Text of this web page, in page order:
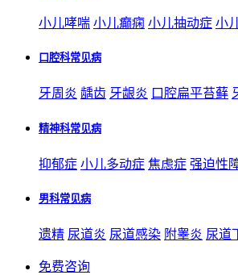
小儿哮喘 小儿癫痫 小儿抽动症 小
口腔科常见病
牙周炎 龋齿 牙龈炎 口腔扁平苔藓
精神科常见病
抑郁症 小儿多动症 焦虑症 强迫性
男科常见病
遗精 尿道炎 尿道感染 附睾炎 尿道
免费咨询